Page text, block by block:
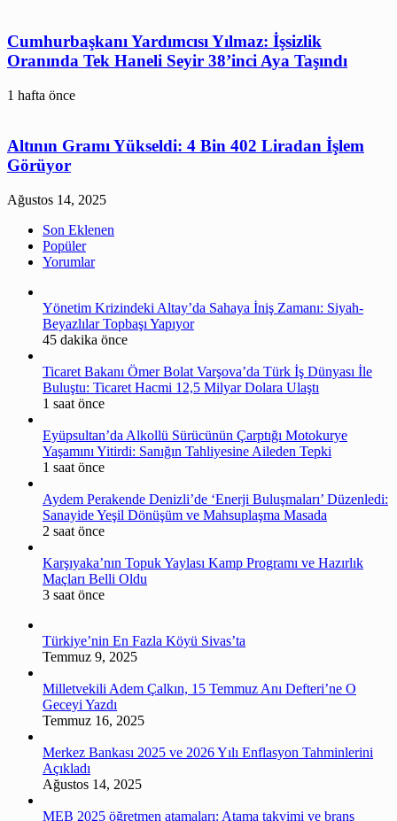
Cumhurbaşkanı Yardımcısı Yılmaz: İşsizlik
Oranında Tek Haneli Seyir 38’inci Aya Taşındı
1 hafta önce
Altının Gramı Yükseldi: 4 Bin 402 Liradan İşlem
Görüyor
Ağustos 14, 2025
Son Eklenen
Popüler
Yorumlar
Yönetim Krizindeki Altay’da Sahaya İniş Zamanı: Siyah-
Beyazlılar Topbaşı Yapıyor
45 dakika önce
Ticaret Bakanı Ömer Bolat Varşova’da Türk İş Dünyası İle
Buluştu: Ticaret Hacmi 12,5 Milyar Dolara Ulaştı
1 saat önce
Eyüpsultan’da Alkollü Sürücünün Çarptığı Motokurye
Yaşamını Yitirdi: Sanığın Tahliyesine Aileden Tepki
1 saat önce
Aydem Perakende Denizli’de ‘Enerji Buluşmaları’ Düzenledi:
Sanayide Yeşil Dönüşüm ve Mahsuplaşma Masada
2 saat önce
Karşıyaka’nın Topuk Yaylası Kamp Programı ve Hazırlık
Maçları Belli Oldu
3 saat önce
Türkiye’nin En Fazla Köyü Sivas’ta
Temmuz 9, 2025
Milletvekili Adem Çalkın, 15 Temmuz Anı Defteri’ne O
Geceyi Yazdı
Temmuz 16, 2025
Merkez Bankası 2025 ve 2026 Yılı Enflasyon Tahminlerini
Açıkladı
Ağustos 14, 2025
MEB 2025 öğretmen atamaları: Atama takvimi ve branş